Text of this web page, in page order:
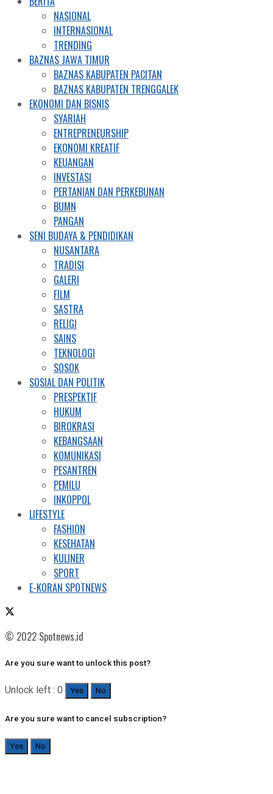
NASIONAL
INTERNASIONAL
TRENDING
BAZNAS JAWA TIMUR
BAZNAS KABUPATEN PACITAN
BAZNAS KABUPATEN TRENGGALEK
EKONOMI DAN BISNIS
SYARIAH
ENTREPRENEURSHIP
EKONOMI KREATIF
KEUANGAN
INVESTASI
PERTANIAN DAN PERKEBUNAN
BUMN
PANGAN
SENI BUDAYA & PENDIDIKAN
NUSANTARA
TRADISI
GALERI
FILM
SASTRA
RELIGI
SAINS
TEKNOLOGI
SOSOK
SOSIAL DAN POLITIK
PRESPEKTIF
HUKUM
BIROKRASI
KEBANGSAAN
KOMUNIKASI
PESANTREN
PEMILU
INKOPPOL
LIFESTYLE
FASHION
KESEHATAN
KULINER
SPORT
E-KORAN SPOTNEWS
© 2022 Spotnews.id
Are you sure want to unlock this post?
Unlock left : 0 Yes No
Are you sure want to cancel subscription?
Yes No